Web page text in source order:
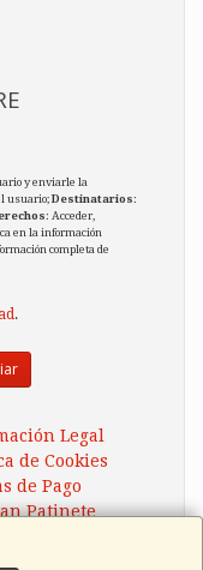
y enviarle la
usuario;Destinatarios:
: Acceder,
en la información
completa de
.
Legal
de Cookies
de Pago
Patinete